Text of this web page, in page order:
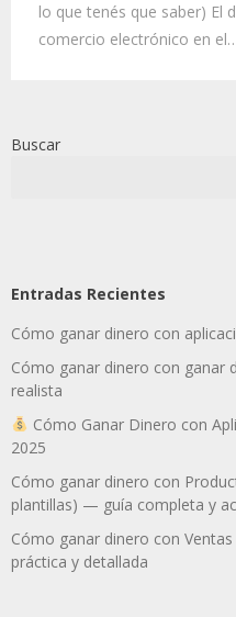
lo que tenés que saber) El
comercio electrónico en
Buscar
Entradas Recientes
Cómo ganar dinero con
Cómo ganar dinero con
realista
Cómo Ganar Dinero con
2025
Cómo ganar dinero con
plantillas) — guía completa y
Cómo ganar dinero con
práctica y detallada